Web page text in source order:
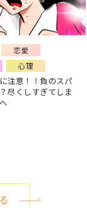
恋愛
心理
注意！！負のスパ
尽くしすぎてしま